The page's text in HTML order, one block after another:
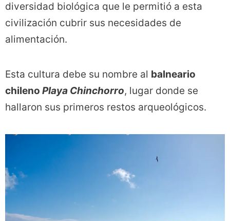
diversidad biológica que le permitió a esta
civilización cubrir sus necesidades de
alimentación.
Esta cultura debe su nombre al balneario
chileno Playa Chinchorro, lugar donde se
hallaron sus primeros restos arqueológicos.